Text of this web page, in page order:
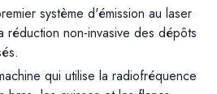
système d'émission au laser
réduction non-invasive des dépôts
qui utilise la radiofréquence